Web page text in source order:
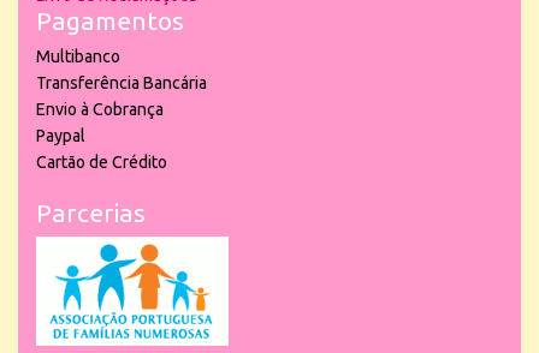
Pagamentos
Multibanco
Transferência Bancária
Envio à Cobrança
Paypal
Cartão de Crédito
Parcerias